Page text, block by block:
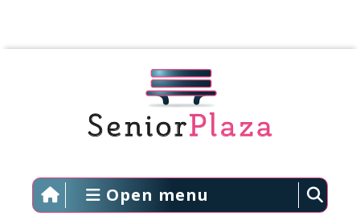
Open menu